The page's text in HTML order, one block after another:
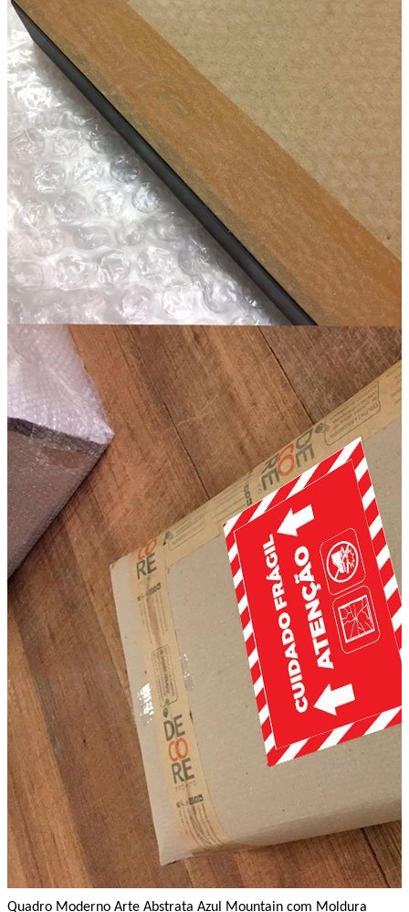
Quadro Moderno Arte Abstrata Azul Mountain com Moldura